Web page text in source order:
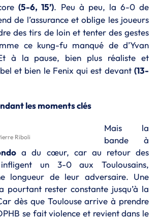
(5-6, 15’). Peu à peu, la 6-0 de
de l’assurance et oblige les joueurs
des tirs de loin et tenter des gestes
ce kung-fu manqué de d’Yvan
à la pause, bien plus réaliste et
et bien le Fenix qui est devant (13-
les moments clés
Riboli
Mais la
bande à
a du cœur, car au retour des
un 3-0 aux Toulousains,
longueur de leur adversaire. Une
pourtant rester constante jusqu’à la
dès que Toulouse arrive à prendre
se fait violence et revient dans le